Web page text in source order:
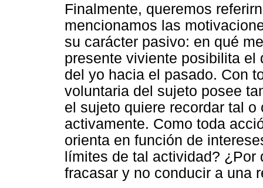
Finalmente, queremos
mencionamos las
su carácter pasivo: en qué
presente viviente posibilita el
del yo hacia el pasado. Con
voluntaria del sujeto posee
el sujeto quiere recordar tal
activamente. Como toda
orienta en función de
límites de tal actividad? ¿Por
fracasar y no conducir a una